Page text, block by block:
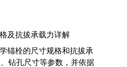
及抗拔承载力详解
锚栓的尺寸规格和抗拔承
钻孔尺寸等参数，并依据